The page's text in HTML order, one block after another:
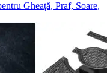
Gheață, Praf, Soare,